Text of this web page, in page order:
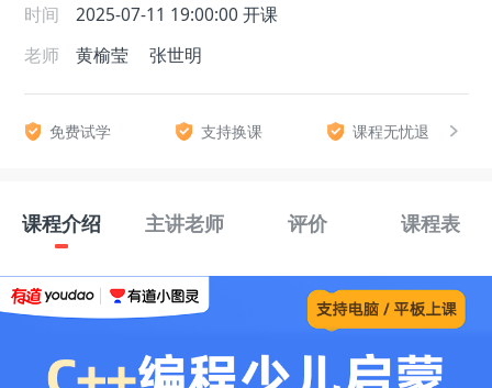
时间 2025-07-11 19:00:00 开课
老师
黄榆莹 张世明
免费试学 支持换课 课程无忧退
课程介绍 主讲老师 评价 课程表